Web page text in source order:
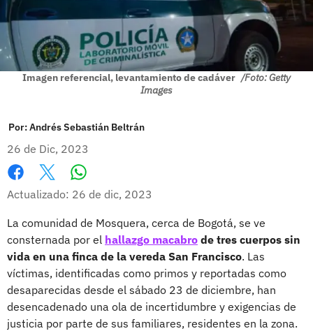
Imagen referencial, levantamiento de cadáver /Foto: Getty
Images
Por:Andrés Sebastián Beltrán
26 de Dic, 2023
Facebook
X
Actualizado: 26 de dic, 2023
La comunidad de Mosquera, cerca de Bogotá, se ve
consternada por el hallazgo macabro de tres cuerpos sin
vida en una finca de la vereda San Francisco. Las
víctimas, identificadas como primos y reportadas como
desaparecidas desde el sábado 23 de diciembre, han
desencadenado una ola de incertidumbre y exigencias de
justicia por parte de sus familiares, residentes en la zona.